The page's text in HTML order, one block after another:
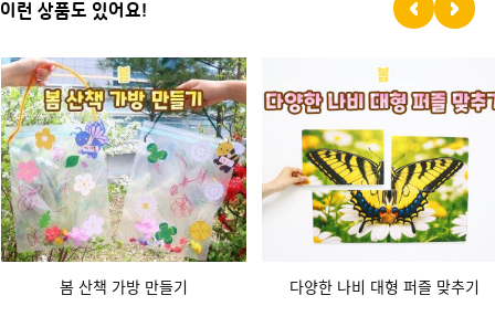
이런 상품도 있어요!
봄 산책 가방 만들기 다양한 나비 대형 퍼즐 맞추기